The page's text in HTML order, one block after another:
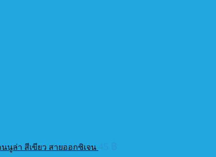
นนูล่า สีเขียว สายออกซิเจน